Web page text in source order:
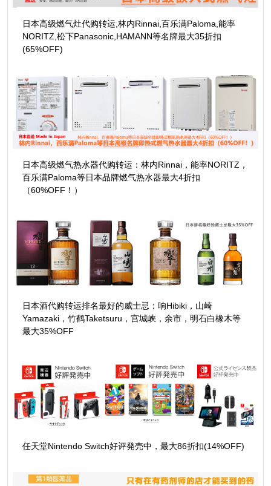
日本高级燃气灶代购转运,林内Rinnai,百乐满Paloma,能率
NORITZ,松下Panasonic,HAMANN等名牌最大35折扣
(65%OFF)
日本高级燃气热水器代购转运：林内Rinnai，能率NORITZ，
百乐满Paloma等日本品牌燃气热水器最大4折扣
（60%OFF！）
日本酒代购转运排名最好的威士忌：响Hibiki，山崎
Yamazaki，竹鹤Taketsuru，宫城峡，余市，明石白橡木等
最大35%OFF
任天堂Nintendo Switch好评発売中，最大86折扣(14%OFF)